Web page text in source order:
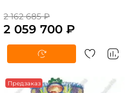
2 162 685 ₽
2 059 700 ₽
Предзаказ